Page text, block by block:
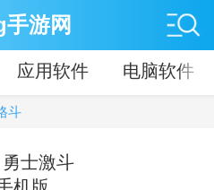
手游网
应用软件 电脑软件
斗